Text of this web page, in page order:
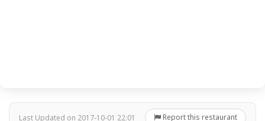
Last Updated on 2017-10-01 22:01 Report this restaurant